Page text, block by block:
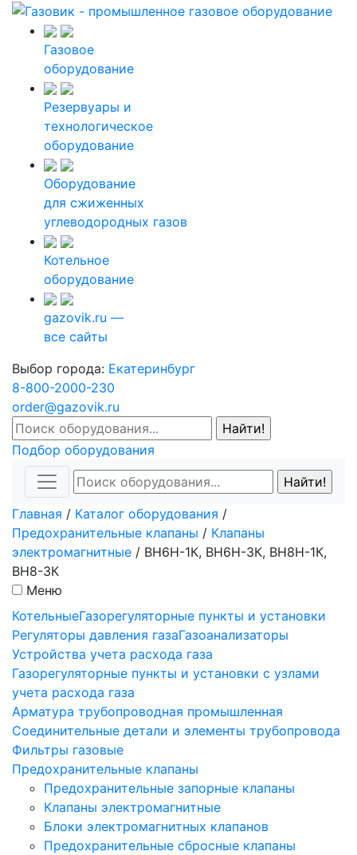
Газовое
оборудование
Резервуары и
технологическое
оборудование
Оборудование
для сжиженных
углеводородных газов
Котельное
оборудование
gazovik.ru —
все сайты
Выбор города: Екатеринбург
8-800-2000-230
order@gazovik.ru
Подбор оборудования
Главная / Каталог оборудования /
Предохранительные клапаны / Клапаны
электромагнитные / ВН6Н-1К, ВН6Н-3К, ВН8Н-1К,
ВН8-3К
Меню
КотельныеГазорегуляторные пункты и установки
Регуляторы давления газаГазоанализаторы
Устройства учета расхода газа
Газорегуляторные пункты и установки с узлами
учета расхода газа
Арматура трубопроводная промышленная
Соединительные детали и элементы трубопровода
Фильтры газовые
Предохранительные клапаны
Предохранительные запорные клапаны
Клапаны электромагнитные
Блоки электромагнитных клапанов
Предохранительные сбросные клапаны